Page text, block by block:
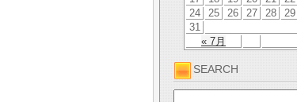
« 7月
24
25 26 27 28 29
31
SEARCH